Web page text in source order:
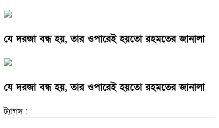
যে দরজা বন্ধ হয়, তার ওপারেই হয়তো রহমতের জানালা
যে দরজা বন্ধ হয়, তার ওপারেই হয়তো রহমতের জানালা
ট্যাগস :